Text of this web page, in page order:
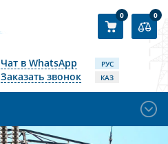
Чат в WhatsApp
Заказать звонок
РУС
КАЗ
0 0